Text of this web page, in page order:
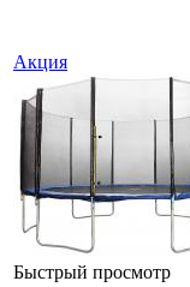
Акция
Быстрый просмотр